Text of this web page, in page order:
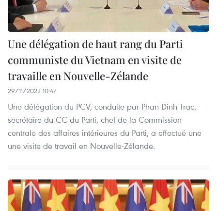
Une délégation de haut rang du Parti
communiste du Vietnam en visite de
travaille en Nouvelle-Zélande
29/11/2022 10:47
Une délégation du PCV, conduite par Phan Dinh Trac,
secrétaire du CC du Parti, chef de la Commission
centrale des affaires intérieures du Parti, a effectué une
une visite de travail en Nouvelle-Zélande.